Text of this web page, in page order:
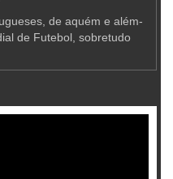
de aquém e além-
de Futebol, sobretudo